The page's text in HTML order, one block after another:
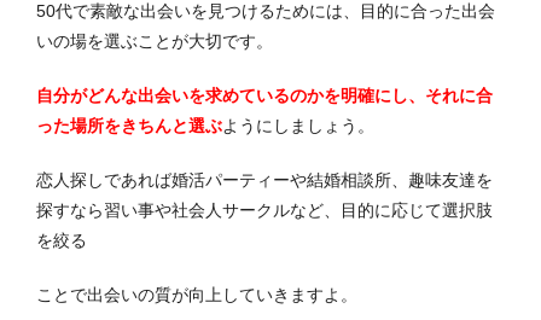
50代で素敵な出会いを見つけるためには、目的に合った出会
いの場を選ぶことが大切です。
自分がどんな出会いを求めているのかを明確にし、それに合
った場所をきちんと選ぶようにしましょう。
恋人探しであれば婚活パーティーや結婚相談所、趣味友達を
探すなら習い事や社会人サークルなど、目的に応じて選択肢
を絞る
ことで出会いの質が向上していきますよ。